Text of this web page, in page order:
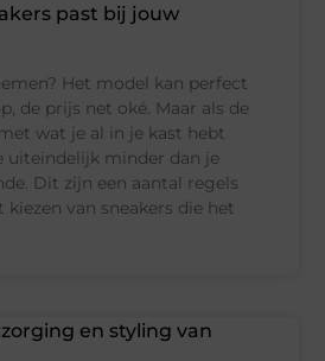
past bij jouw
Het model kan perfect
de prijs net oké. Maar als de
wat je al in je kast hebt
uiteindelijk minder dan je
Dit zijn een aantal regels
van sneakers die het
en styling van